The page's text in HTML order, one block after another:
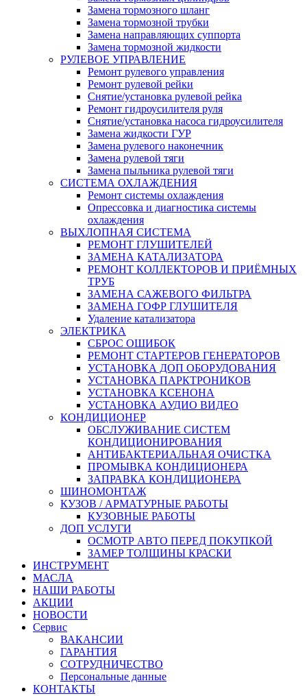
Замена тормозного шланг
Замена тормозной трубки
Замена направляющих суппорта
Замена тормозной жидкости
РУЛЕВОЕ УПРАВЛЕНИЕ
Ремонт рулевого управления
Ремонт рулевой рейки
Снятие/установка рулевой рейка
Ремонт гидроусилителя руля
Снятие/установка насоса гидроусилителя
Замена жидкости ГУР
Замена рулевого наконечник
Замена рулевой тяги
Замена пыльника рулевой тяги
СИСТЕМА ОХЛАЖДЕНИЯ
Ремонт системы охлаждения
Опрессовка и диагностика системы
охлаждения
ВЫХЛОПНАЯ СИСТЕМА
РЕМОНТ ГЛУШИТЕЛЕЙ
ЗАМЕНА КАТАЛИЗАТОРА
РЕМОНТ КОЛЛЕКТОРОВ И ПРИЁМНЫХ
ТРУБ
ЗАМЕНА САЖЕВОГО ФИЛЬТРА
ЗАМЕНА ГОФР ГЛУШИТЕЛЯ
Удаление катализатора
ЭЛЕКТРИКА
СБРОС ОШИБОК
РЕМОНТ СТАРТЕРОВ ГЕНЕРАТОРОВ
УСТАНОВКА ДОП ОБОРУДОВАНИЯ
УСТАНОВКА ПАРКТРОНИКОВ
УСТАНОВКА КСЕНОНА
УСТАНОВКА АУДИО ВИДЕО
КОНДИЦИОНЕР
ОБСЛУЖИВАНИЕ СИСТЕМ
КОНДИЦИОНИРОВАНИЯ
АНТИБАКТЕРИАЛЬНАЯ ОЧИСТКА
ПРОМЫВКА КОНДИЦИОНЕРА
ЗАПРАВКА КОНДИЦИОНЕРА
ШИНОМОНТАЖ
КУЗОВ / АРМАТУРНЫЕ РАБОТЫ
КУЗОВНЫЕ РАБОТЫ
ДОП УСЛУГИ
ОСМОТР АВТО ПЕРЕД ПОКУПКОЙ
ЗАМЕР ТОЛЩИНЫ КРАСКИ
ИНСТРУМЕНТ
МАСЛА
НАШИ РАБОТЫ
АКЦИИ
НОВОСТИ
Сервис
ВАКАНСИИ
ГАРАНТИЯ
СОТРУДНИЧЕСТВО
Персональные данные
КОНТАКТЫ